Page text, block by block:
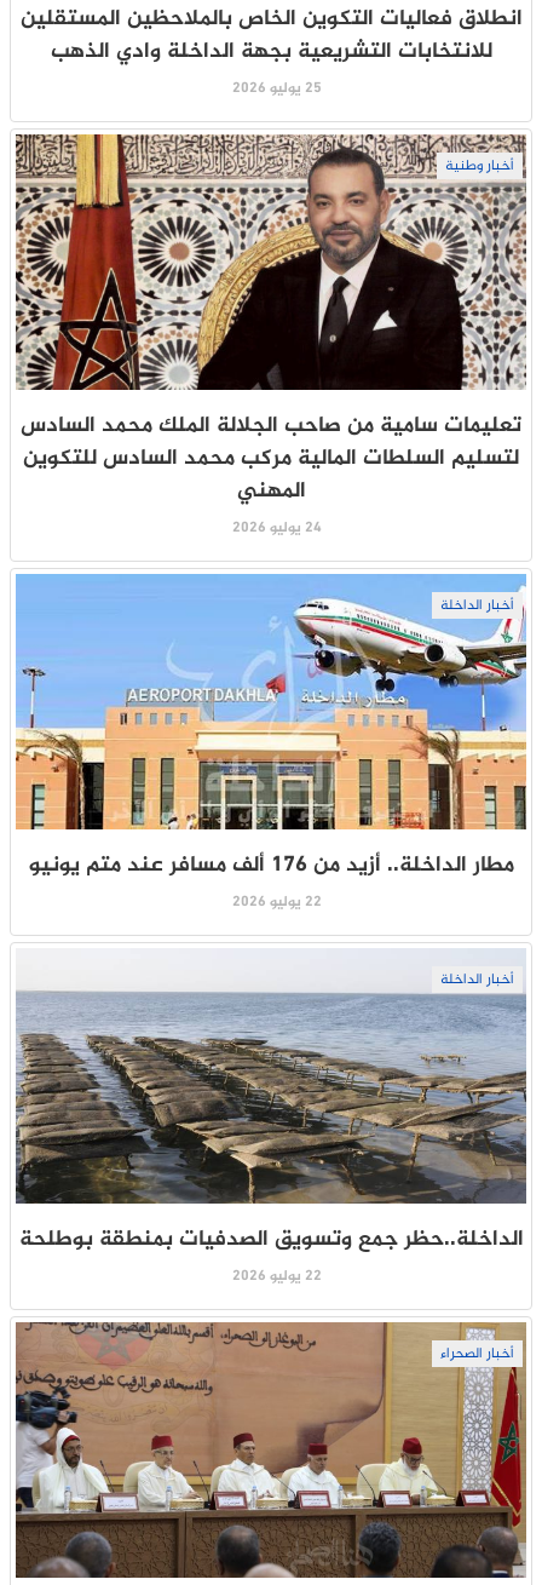
انطلاق فعاليات التكوين الخاص بالملاحظين المستقلين
للانتخابات التشريعية بجهة الداخلة وادي الذهب
25 يوليو 2026
أخبار وطنية
تعليمات سامية من صاحب الجلالة الملك محمد السادس
لتسليم السلطات المالية مركب محمد السادس للتكوين
المهني
24 يوليو 2026
أخبار الداخلة
مطار الداخلة.. أزيد من 176 ألف مسافر عند متم يونيو
22 يوليو 2026
أخبار الداخلة
الداخلة..حظر جمع وتسويق الصدفيات بمنطقة بوطلحة
22 يوليو 2026
أخبار الصحراء